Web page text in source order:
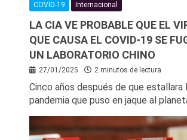
COVID-19 Internacional
LA CIA VE PROBABLE QUE EL
QUE CAUSA EL COVID-19 SE
UN LABORATORIO CHINO
27/01/2025 2 minutos de lectura
Cinco años después de que estallara
pandemia que puso en jaque al